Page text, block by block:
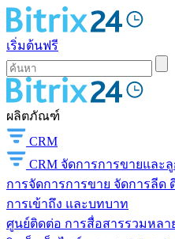
เริ่มต้นฟรี
ผลิตภัณฑ์
CRM
CRM จัดการการขายและ
การจัดการการขาย จัดการลีด
การเข้าถึง และบทบาท
ศูนย์ติดต่อ การสื่อสารรวมหล